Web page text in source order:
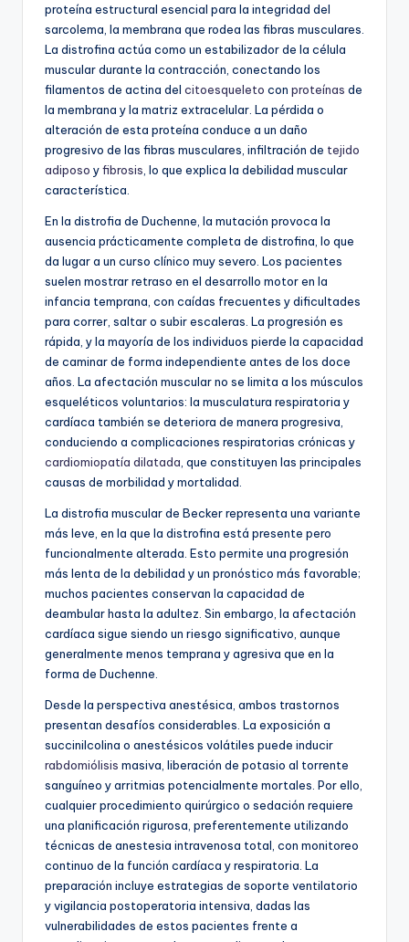
proteína estructural esencial para la integridad del
sarcolema, la membrana que rodea las fibras musculares.
La distrofina actúa como un estabilizador de la célula
muscular durante la contracción, conectando los
filamentos de actina del citoesqueleto con proteínas de
la membrana y la matriz extracelular. La pérdida o
alteración de esta proteína conduce a un daño
progresivo de las fibras musculares, infiltración de tejido
adiposo yfibrosis , lo que explica la debilidad muscular
característica.
En la distrofia de Duchenne, la mutación provoca la
ausencia prácticamente completa de distrofina, lo que
da lugar a un curso clínico muy severo. Los pacientes
suelen mostrar retraso en el desarrollo motor en la
infancia temprana, con caídas frecuentes y dificultades
para correr, saltar o subir escaleras. La progresión es
rápida, y la mayoría de los individuos pierde la capacidad
de caminar de forma independiente antes de los doce
años. La afectación muscular no se limita a los músculos
esqueléticos voluntarios: la musculatura respiratoria y
cardíaca también se deteriora de manera progresiva,
conduciendo a complicaciones respiratorias crónicas y
cardiomiopatía dilatada , que constituyen las principales
causas de morbilidad y mortalidad.
La distrofia muscular de Becker representa una variante
más leve, en la que la distrofina está presente pero
funcionalmente alterada. Esto permite una progresión
más lenta de la debilidad y un pronóstico más favorable;
muchos pacientes conservan la capacidad de
deambular hasta la adultez. Sin embargo, la afectación
cardíaca sigue siendo un riesgo significativo, aunque
generalmente menos temprana y agresiva que en la
forma de Duchenne.
Desde la perspectiva anestésica, ambos trastornos
presentan desafíos considerables. La exposición a
succinilcolina o anestésicos volátiles puede inducir
rabdomiólisis masiva, liberación de potasio al torrente
sanguíneo y arritmias potencialmente mortales. Por ello,
cualquier procedimiento quirúrgico o sedación requiere
una planificación rigurosa, preferentemente utilizando
técnicas de anestesia intravenosa total, con monitoreo
continuo de la función cardíaca y respiratoria. La
preparación incluye estrategias de soporte ventilatorio
y vigilancia postoperatoria intensiva, dadas las
vulnerabilidades de estos pacientes frente a